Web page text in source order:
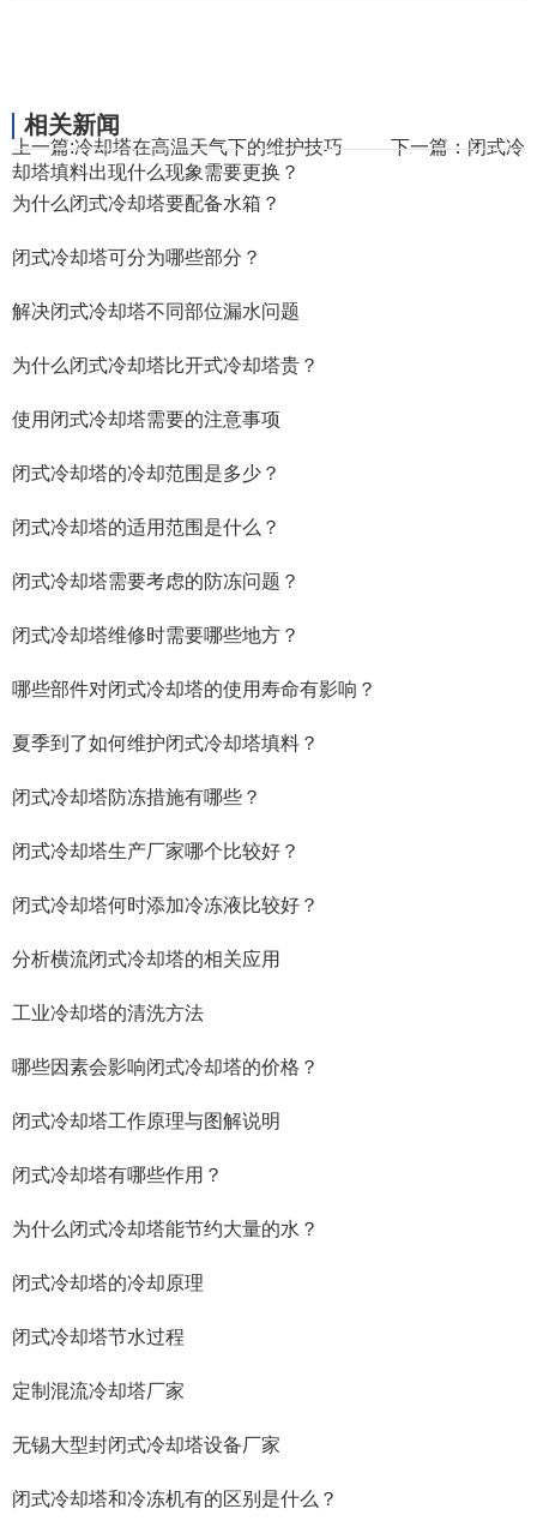
上一篇:冷却塔在高温天气下的维护技巧下一篇：闭式冷
却塔填料出现什么现象需要更换？
相关新闻
为什么闭式冷却塔要配备水箱？
闭式冷却塔可分为哪些部分？
解决闭式冷却塔不同部位漏水问题
为什么闭式冷却塔比开式冷却塔贵？
使用闭式冷却塔需要的注意事项
闭式冷却塔的冷却范围是多少？
闭式冷却塔的适用范围是什么？
闭式冷却塔需要考虑的防冻问题？
闭式冷却塔维修时需要哪些地方？
哪些部件对闭式冷却塔的使用寿命有影响？
夏季到了如何维护闭式冷却塔填料？
闭式冷却塔防冻措施有哪些？
闭式冷却塔生产厂家哪个比较好？
闭式冷却塔何时添加冷冻液比较好？
分析横流闭式冷却塔的相关应用
工业冷却塔的清洗方法
哪些因素会影响闭式冷却塔的价格？
闭式冷却塔工作原理与图解说明
闭式冷却塔有哪些作用？
为什么闭式冷却塔能节约大量的水？
闭式冷却塔的冷却原理
闭式冷却塔节水过程
定制混流冷却塔厂家
无锡大型封闭式冷却塔设备厂家
闭式冷却塔和冷冻机有的区别是什么？